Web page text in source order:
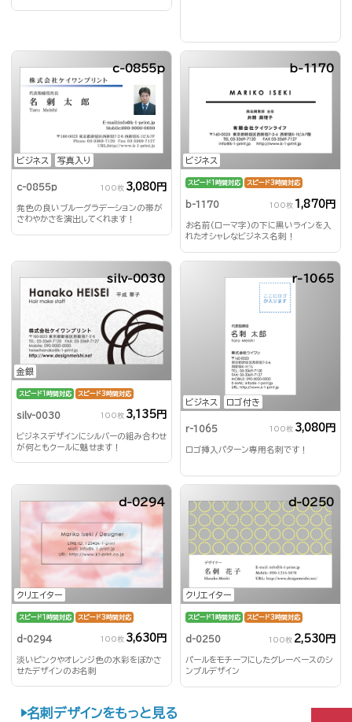
ビジネス 写真入り
c-0855p
c-0855p 100枚 3,080円
発色の良いブルーグラデーションの帯が
さわやかさを演出してくれます！
ビジネス
b-1170
スピード1時間対応 スピード3時間対応
b-1170 100枚 1,870円
お名前(ローマ字)の下に黒いラインを入
れたオシャレなビジネス名刺！
金銀
silv-0030
スピード1時間対応 スピード3時間対応
silv-0030 100枚 3,135円
ビジネスデザインにシルバーの組み合わせ
が何ともクールに魅せます！
ビジネス ロゴ付き
r-1065
r-1065 100枚 3,080円
ロゴ挿入パターン専用名刺です！
クリエイター
d-0294
スピード1時間対応 スピード3時間対応
d-0294 100枚 3,630円
淡いピンクやオレンジ色の水彩をぼかさ
せたデザインのお名刺
クリエイター
d-0250
スピード1時間対応 スピード3時間対応
d-0250 100枚 2,530円
パールをモチーフにしたグレーベースのシ
ンプルデザイン
名刺デザインをもっと見る